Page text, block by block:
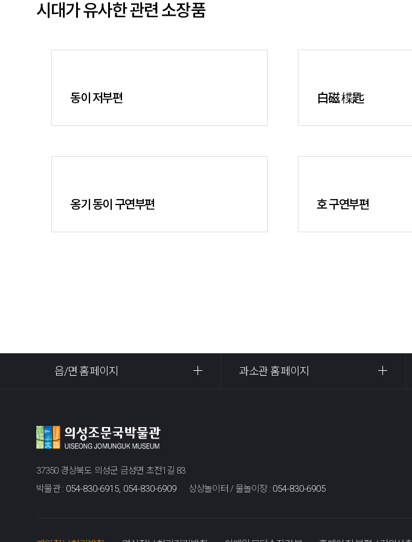
시대가 유사한 관련 소장품
동이 저부편 白磁 楪匙
옹기 동이 구연부편 호 구연부편
읍/면 홈페이지 과소관 홈페이지
37350 경상북도 의성군 금성면 초전1길 83
박물관 : 054-830-6915, 054-830-6909 상상놀이터 / 물놀이장 : 054-830-6905